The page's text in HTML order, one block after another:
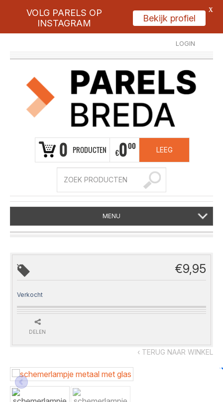
LOGIN
REGISTREER
0 PRODUCTEN €000 LEEG
MENU
‹ TERUG NAAR WINKEL
€9,95
Verkocht
DELEN
VOLG PARELS OP
INSTAGRAM
Bekijk profiel
X